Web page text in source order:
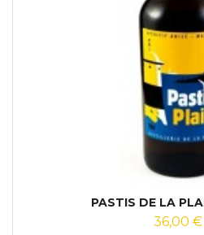
PASTIS DE LA
36,00 €